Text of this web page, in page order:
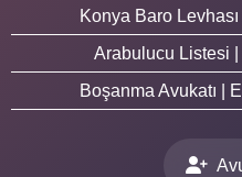
Konya Baro
Arabulucu Listesi
Boşanma Avukatı |